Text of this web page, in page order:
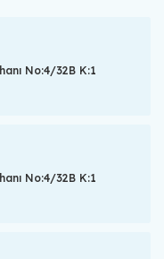
No:4/32B K:1
No:4/32B K:1